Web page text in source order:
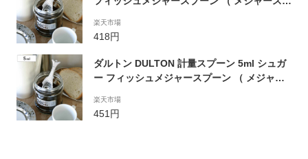
ラリー スパイススプーン アルミ製 計量スプ
ーン 壁掛け キッチングッズ 塩 しお ）
楽天市場
418円
ダルトン DULTON 計量スプーン 5ml シュガ
ー フィッシュメジャースプーン （ メジャー
カトラリー スパイススプーン アルミ製 計量
スプーン 壁掛け キッチングッズ 砂糖 さとう
楽天市場
451円